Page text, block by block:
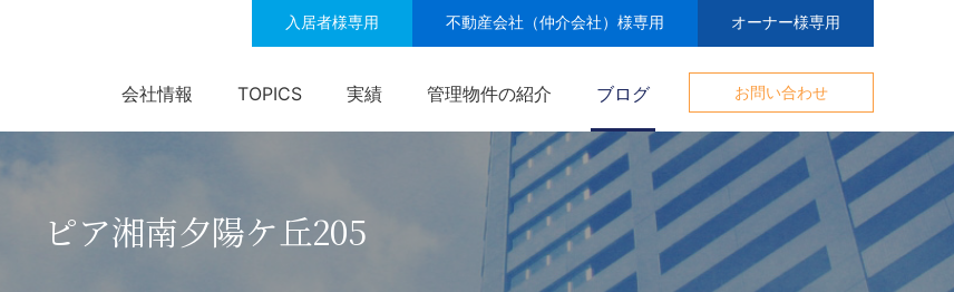
入居者様専用 不動産会社（仲介会社）様専用 オーナー様専用
会社情報 TOPICS 実績 管理物件の紹介 ブログ お問い合わせ
ピア湘南夕陽ケ丘205